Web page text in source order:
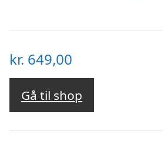
kr. 649,00
Gå til shop